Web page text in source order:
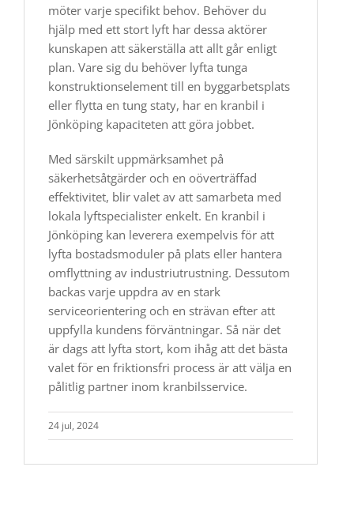
möter varje specifikt behov. Behöver du
hjälp med ett stort lyft har dessa aktörer
kunskapen att säkerställa att allt går enligt
plan. Vare sig du behöver lyfta tunga
konstruktionselement till en byggarbetsplats
eller flytta en tung staty, har en kranbil i
Jönköping kapaciteten att göra jobbet.
Med särskilt uppmärksamhet på
säkerhetsåtgärder och en oöverträffad
effektivitet, blir valet av att samarbeta med
lokala lyftspecialister enkelt. En kranbil i
Jönköping kan leverera exempelvis för att
lyfta bostadsmoduler på plats eller hantera
omflyttning av industriutrustning. Dessutom
backas varje uppdra av en stark
serviceorientering och en strävan efter att
uppfylla kundens förväntningar. Så när det
är dags att lyfta stort, kom ihåg att det bästa
valet för en friktionsfri process är att välja en
pålitlig partner inom kranbilsservice.
24 jul, 2024